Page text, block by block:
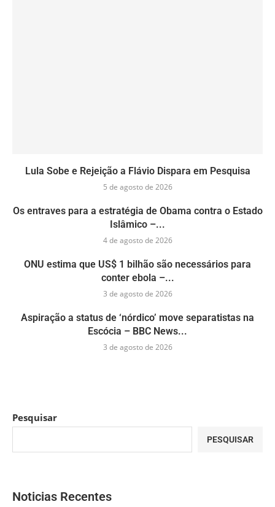
Lula Sobe e Rejeição a Flávio Dispara em Pesquisa
5 de agosto de 2026
Os entraves para a estratégia de Obama contra o Estado
Islâmico –...
4 de agosto de 2026
ONU estima que US$ 1 bilhão são necessários para
conter ebola –...
3 de agosto de 2026
Aspiração a status de ‘nórdico’ move separatistas na
Escócia – BBC News...
3 de agosto de 2026
Pesquisar
PESQUISAR
Noticias Recentes